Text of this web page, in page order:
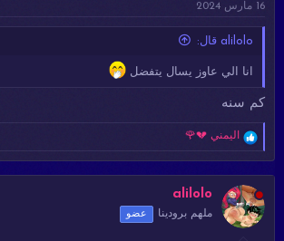
:
16 مارس 2024
alilolo قال:
انا الي عاوز يسال يتفضل
كم سنه
ت
ف
ا
ع
ل
اليمني 💔🌹
alilolo
ملهم برودينا عضو